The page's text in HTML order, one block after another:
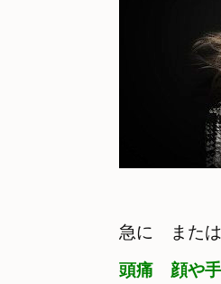
急に　また
頭痛　顔や